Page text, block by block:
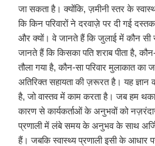
जा सकता है। क्योंकि, ज़मीनी स्तर के
कि किन परिवारों ने दरवाज़े पर दी गई
और क्यों। वे जानते हैं कि जुलाई में कौन
जानते हैं कि किसका पति शराब पीता है,
तौला गया है, कौन-सा परिवार मुलाकात का
अतिरिक्त सहायता की ज़रूरत है। यह ज्ञान
है, जो वास्तव में काम करता है। जब हम
कारण से कार्यकर्ताओं के अनुभवों को
प्रणाली में लंबे समय के अनुभव के साथ
हैं। जबकि स्‍वास्‍थ्‍य प्रणाली इसी के आधार